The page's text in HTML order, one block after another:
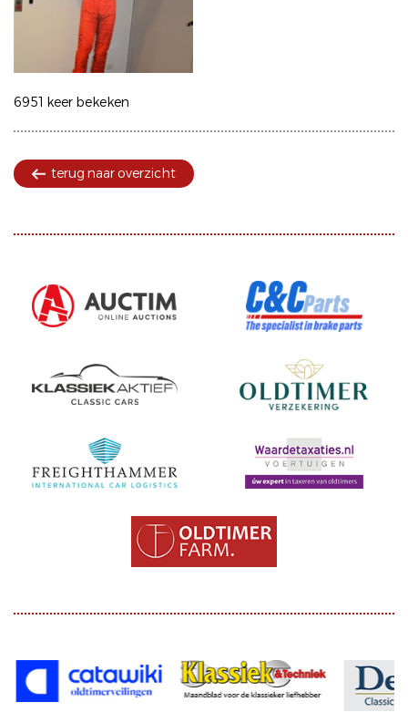
6951 keer bekeken
terug naar overzicht